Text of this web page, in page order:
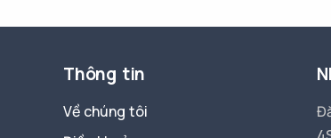
Thông tin
Về chúng tôi